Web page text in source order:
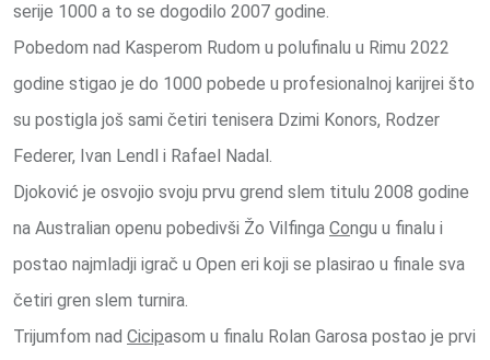
serije 1000 a to se dogodilo 2007 godine.
Pobedom nad Kasperom Rudom u polufinalu u Rimu 2022
godine stigao je do 1000 pobede u profesionalnoj karijrei što
su postigla još sami četiri tenisera Dzimi Konors, Rodzer
Federer, Ivan Lendl i Rafael Nadal.
Djoković je osvojio svoju prvu grend slem titulu 2008 godine
na Australian openu pobedivši Žo Vilfinga Congu u finalu i
postao najmladji igrač u Open eri koji se plasirao u finale sva
četiri gren slem turnira.
Trijumfom nad Cicipasom u finalu Rolan Garosa postao je prvi